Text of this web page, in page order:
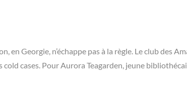
en Georgie, n’échappe pas à la règle. Le club des
cases. Pour Aurora Teagarden, jeune